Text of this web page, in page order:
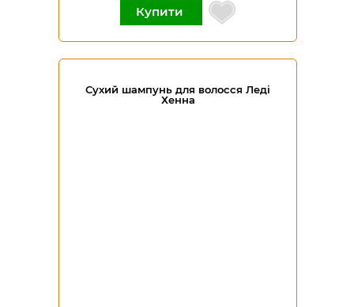
Купити
Сухий шампунь для волосся Леді
Хенна